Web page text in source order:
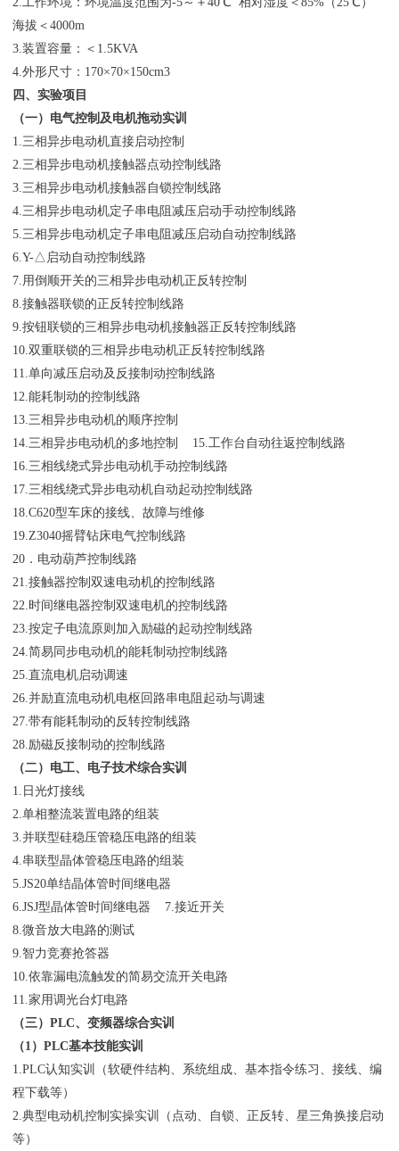
海拔＜4000m
3.装置容量：＜1.5KVA
4.外形尺寸：170×70×150cm3
四、实验项目
（一）电气控制及电机拖动实训
1.三相异步电动机直接启动控制
2.三相异步电动机接触器点动控制线路
3.三相异步电动机接触器自锁控制线路
4.三相异步电动机定子串电阻减压启动手动控制线路
5.三相异步电动机定子串电阻减压启动自动控制线路
6.Y-△启动自动控制线路
7.用倒顺开关的三相异步电动机正反转控制
8.接触器联锁的正反转控制线路
9.按钮联锁的三相异步电动机接触器正反转控制线路
10.双重联锁的三相异步电动机正反转控制线路
11.单向减压启动及反接制动控制线路
12.能耗制动的控制线路
13.三相异步电动机的顺序控制
14.三相异步电动机的多地控制 15.工作台自动往返控制线路
16.三相线绕式异步电动机手动控制线路
17.三相线绕式异步电动机自动起动控制线路
18.C620型车床的接线、故障与维修
19.Z3040摇臂钻床电气控制线路
20．电动葫芦控制线路
21.接触器控制双速电动机的控制线路
22.时间继电器控制双速电机的控制线路
23.按定子电流原则加入励磁的起动控制线路
24.简易同步电动机的能耗制动控制线路
25.直流电机启动调速
26.并励直流电动机电枢回路串电阻起动与调速
27.带有能耗制动的反转控制线路
28.励磁反接制动的控制线路
（二）电工、电子技术综合实训
1.日光灯接线
2.单相整流装置电路的组装
3.并联型硅稳压管稳压电路的组装
4.串联型晶体管稳压电路的组装
5.JS20单结晶体管时间继电器
6.JSJ型晶体管时间继电器 7.接近开关
8.微音放大电路的测试
9.智力竞赛抢答器
10.依靠漏电流触发的简易交流开关电路
11.家用调光台灯电路
（三）PLC、变频器综合实训
（1）PLC基本技能实训
1.PLC认知实训（软硬件结构、系统组成、基本指令练习、接线、编
程下载等）
2.典型电动机控制实操实训（点动、自锁、正反转、星三角换接启动
等）